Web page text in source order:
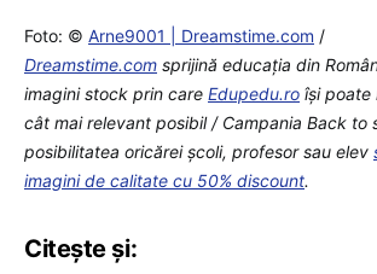
Foto: © Arne9001 | Dreamstime.com /
Dreamstime.com sprijină educaţia din
imagini stock prin care Edupedu.ro îşi poate
cât mai relevant posibil / Campania Back to
posibilitatea oricărei școli, profesor sau elev
imagini de calitate cu 50% discount.
Citește și: